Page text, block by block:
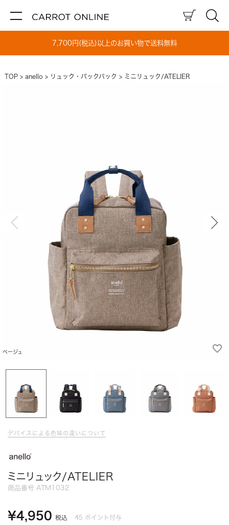
7,700円(税込)以上のお買い物で送料無料
TOP anello リュック・バックパック ミニリュック/ATELIER
ベージュ
デバイスによる色味の違いについて
ミニリュック/ATELIER
商品番号 ATM1032
¥4,950 税込 45 ポイント付与